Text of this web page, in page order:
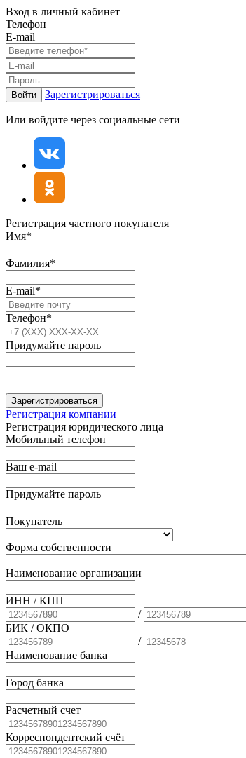
Вход в личный кабинет
Телефон
E-mail
Войти Зарегистрироваться
Или войдите через социальные сети
Регистрация частного покупателя
Имя*
Фамилия*
E-mail*
Телефон*
Придумайте пароль
Зарегистрироваться
Регистрация компании
Регистрация юридического лица
Мобильный телефон
Ваш e-mail
Придумайте пароль
Покупатель
Форма собственности
Наименование организации
ИНН / КПП
/
БИК / ОКПО
/
Наименование банка
Город банка
Расчетный счет
Корреспондентский счёт